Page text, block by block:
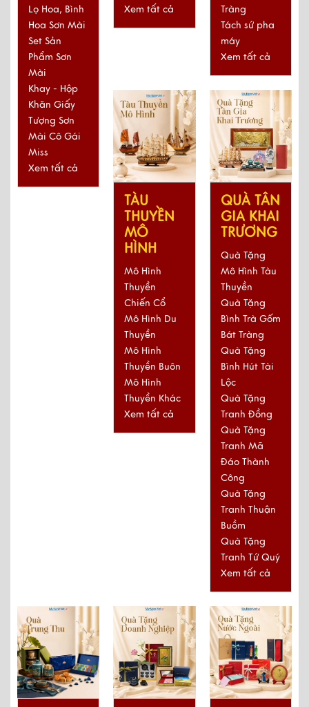
Lọ Hoa, Bình
Hoa Sơn Mài
Set Sản
Phẩm Sơn
Mài
Khay - Hộp
Khăn Giấy
Tượng Sơn
Mài Cô Gái
Miss
Xem tất cả
Xem tất cả
Tràng
Tách sứ pha
máy
Xem tất cả
TÀU
THUYỀN
MÔ
HÌNH
Mô Hình
Thuyền
Chiến Cổ
Mô Hình Du
Thuyền
Mô Hình
Thuyền Buôn
Mô Hình
Thuyền Khác
Xem tất cả
QUÀ TÂN
GIA KHAI
TRƯƠNG
Quà Tặng
Mô Hình Tàu
Thuyền
Quà Tặng
Bình Trà Gốm
Bát Tràng
Quà Tặng
Bình Hút Tài
Lộc
Quà Tặng
Tranh Đồng
Quà Tặng
Tranh Mã
Đáo Thành
Công
Quà Tặng
Tranh Thuận
Buồm
Quà Tặng
Tranh Tứ Quý
Xem tất cả